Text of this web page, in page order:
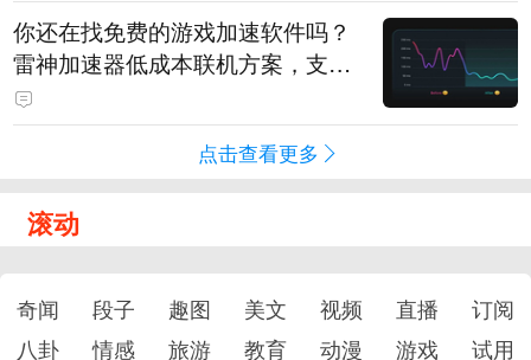
你还在找免费的游戏加速软件吗？
雷神加速器低成本联机方案，支持
免费试用
点击查看更多
滚动
奇闻 段子 趣图 美文 视频 直播
订阅
八卦
情感 旅游 教育 动漫 游戏 试用